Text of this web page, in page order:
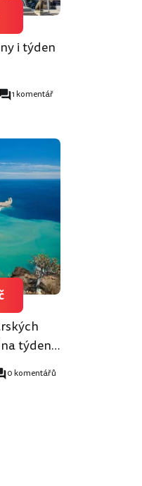
i týden
1 komentář
týden z
0 komentářů